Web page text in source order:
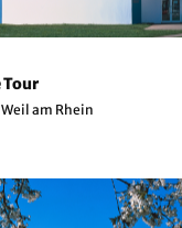
am Rhein